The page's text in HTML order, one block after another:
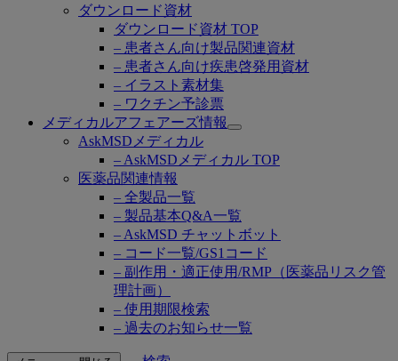
ダウンロード資材
ダウンロード資材 TOP
– 患者さん向け製品関連資材
– 患者さん向け疾患啓発用資材
– イラスト素材集
– ワクチン予診票
メディカルアフェアーズ情報
Open
AskMSDメディカル
– AskMSDメディカル TOP
医薬品関連情報
– 全製品一覧
– 製品基本Q&A一覧
– AskMSD チャットボット
– コード一覧/GS1コード
– 副作用・適正使用/RMP（医薬品リスク管
理計画）
– 使用期限検索
– 過去のお知らせ一覧